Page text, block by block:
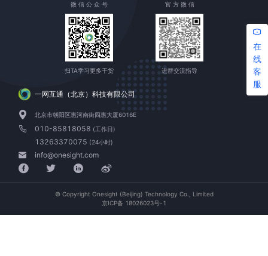
在
线
客
服
一网互通（北京）科技有限公司
北京市朝阳区惠河南街四惠大厦6016E
010-85818058 (工作日)
13263370075 (24小时)
info@onesight.com
微 信 公 众 号
扫TA学习更多干货
官 方 微 信
进群交流指导
© Copyright Onesight (Beijing) Technology Co., Limited
京ICP备 18026023号-1